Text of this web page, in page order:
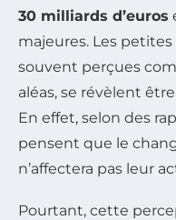
30 milliards d’euros
majeures. Les petites
souvent perçues
aléas, se révèlent
En effet, selon des
pensent que le
n’affectera pas leur
Pourtant, cette